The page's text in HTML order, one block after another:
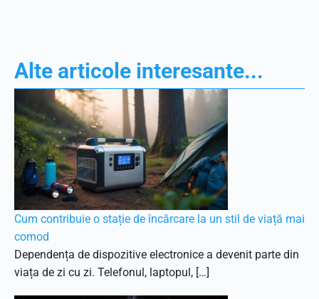
Alte articole interesante...
Cum contribuie o stație de încărcare la un stil de viață mai
comod
Dependența de dispozitive electronice a devenit parte din
viața de zi cu zi. Telefonul, laptopul, […]